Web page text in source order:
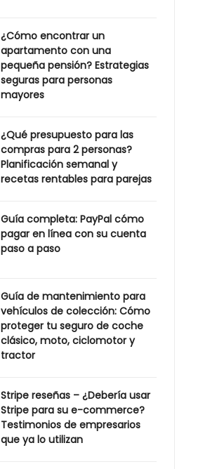
¿Cómo encontrar un
apartamento con una
pequeña pensión? Estrategias
seguras para personas
mayores
¿Qué presupuesto para las
compras para 2 personas?
Planificación semanal y
recetas rentables para parejas
Guía completa: PayPal cómo
pagar en línea con su cuenta
paso a paso
Guía de mantenimiento para
vehículos de colección: Cómo
proteger tu seguro de coche
clásico, moto, ciclomotor y
tractor
Stripe reseñas – ¿Debería usar
Stripe para su e-commerce?
Testimonios de empresarios
que ya lo utilizan